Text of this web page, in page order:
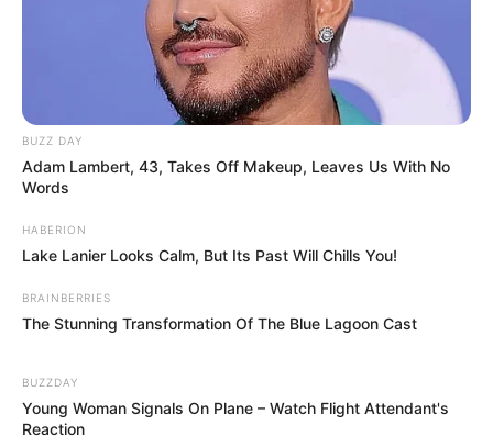
BUZZ DAY
Adam Lambert, 43, Takes Off Makeup, Leaves Us With No
Words
HABERION
Lake Lanier Looks Calm, But Its Past Will Chills You!
BRAINBERRIES
The Stunning Transformation Of The Blue Lagoon Cast
BUZZDAY
Young Woman Signals On Plane – Watch Flight Attendant's
Reaction